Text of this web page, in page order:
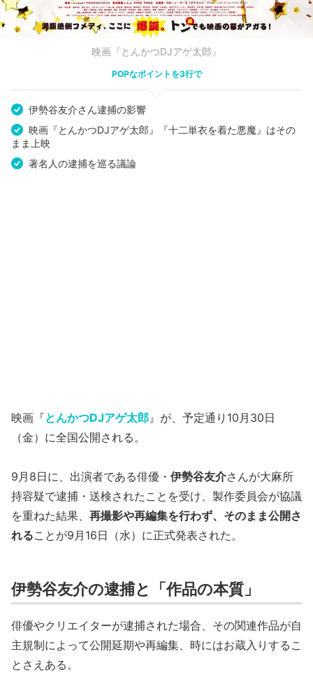
映画『とんかつDJアゲ太郎』
POPなポイントを3行で
伊勢谷友介さん逮捕の影響
映画『とんかつDJアゲ太郎』『十二単衣を着た悪魔』はその
まま上映
著名人の逮捕を巡る議論
映画『とんかつDJアゲ太郎 』が、予定通り10月30日
（金）に全国公開される。
9月8日に、出演者である俳優・ 伊勢谷友介さんが大麻所
持容疑で逮捕・送検されたことを受け、製作委員会が協議
を重ねた結果、 再撮影や再編集を行わず、そのまま公開さ
れることが9月16日（水）に正式発表された。
伊勢谷友介の逮捕と「作品の本質」
俳優やクリエイターが逮捕された場合、その関連作品が自
主規制によって公開延期や再編集、時にはお蔵入りするこ
とさえある。